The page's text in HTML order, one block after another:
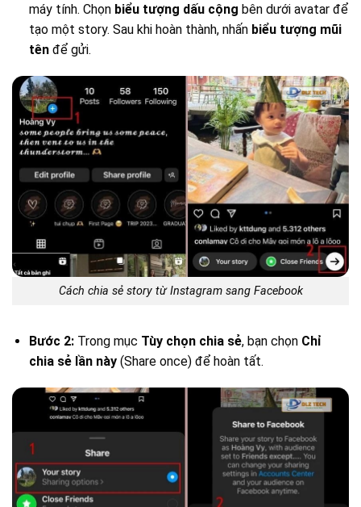
máy tính. Chọn biểu tượng dấu cộng bên dưới avatar để
tạo một story. Sau khi hoàn thành, nhấn biểu tượng mũi
tênđể gửi.
Cách chia sẻ story từ Instagram sang Facebook
Bước 2:Trong mục Tùy chọn chia sẻ, bạn chọn Chỉ
chia sẻ lần này(Share once) để hoàn tất.